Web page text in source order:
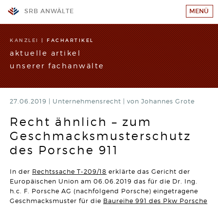
KANZLEI|FACHARTIKEL
aktuelle artikel
unserer fachanwälte
WIR SUCHEN VERSTÄRKUNG!
ARBEITSRECHT
Arbeitsplatz kosten
BAURECHT
Bauträger haften bei unwirksamer Abnahmeklausel 30
Jahre für Mängel
Artikel vom 12.05.2026 | David Hellmanzik
27.06.2019 | Unternehmensrecht von Johannes Grote
Recht ähnlich – zum
Geschmacksmusterschutz
des Porsche 911
In der Rechtssache T-209/18 erklärte das Gericht der
Europäischen Union am 06.06.2019 das für die Dr. Ing.
h.c. F. Porsche AG (nachfolgend Porsche) eingetragene
Geschmacksmuster für die Baureihe 991 des Pkw Porsche
MENÜ
SRB ANWÄLTE
KANZLEI
TEAM
GESCHÄFTSFELDER
STANDORTE
KARRIERE
KONTAKT
IMPRESSUM/DATENSCHUTZ
SITEMAP